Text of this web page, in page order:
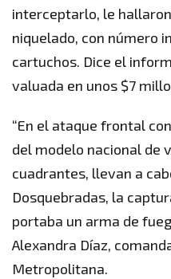
interceptarlo, le
niquelado, con número
cartuchos. Dice el
valuada en unos $7
“En el ataque frontal
del modelo nacional de
cuadrantes, llevan a
Dosquebradas, la
portaba un arma de
Alexandra Díaz,
Metropolitana.